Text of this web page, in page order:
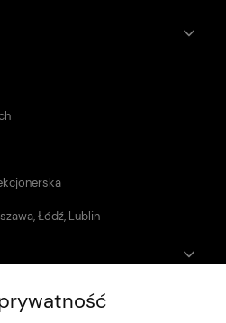
Łódź, Lublin